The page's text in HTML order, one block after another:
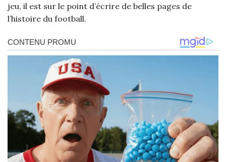
jeu, il est sur le point d’écrire de belles pages de
l’histoire du football.